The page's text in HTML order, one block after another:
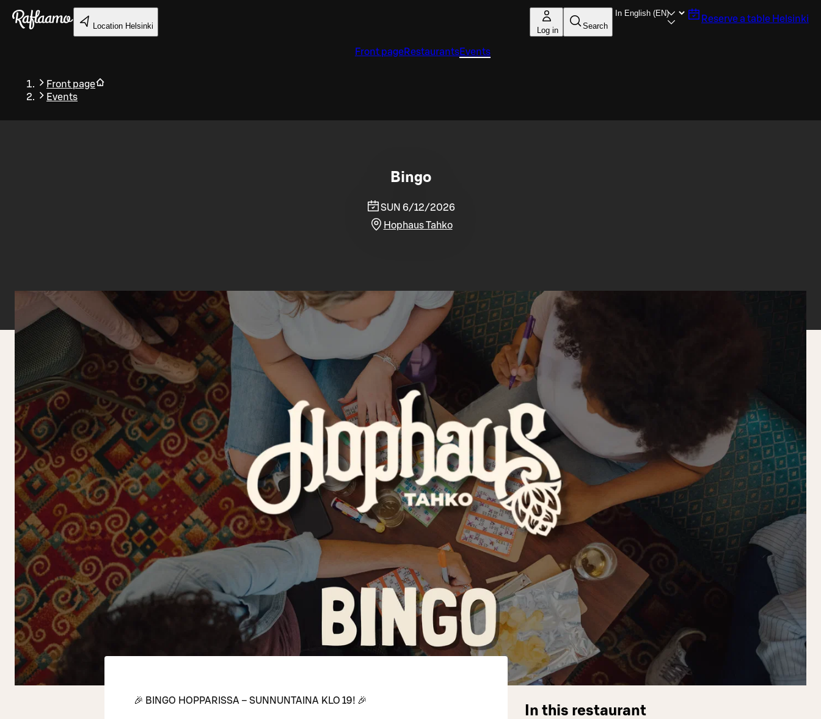
Skip to main content
Location Helsinki Log in Search
Reserve a table Helsinki
Front pageRestaurantsEvents
Front page
Events
Back
Bingo
SUN 6/12/2026
Hophaus Tahko
🎉 BINGO HOPPARISSA – SUNNUNTAINA KLO 19! 🎉
In this restaurant